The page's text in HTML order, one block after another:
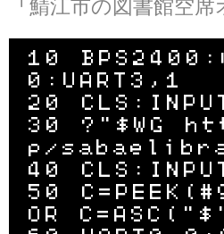
「鯖江市の図書館空
10
0:UART3,1
20
30 ?"$WG
p/
40
50
OR